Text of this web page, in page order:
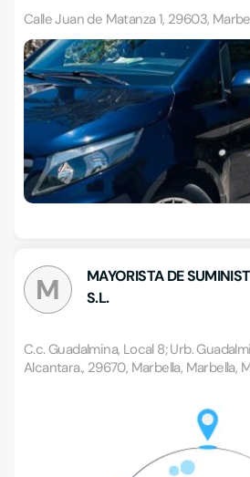
Calle Juan de Matanza 1, 29603,
M
MAYORISTA DE
S.L.
C.c. Guadalmina, Local 8; Urb.
Alcantara., 29670, Marbella, Marbella,